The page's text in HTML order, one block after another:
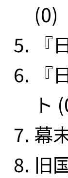
(0)
ト
幕
旧